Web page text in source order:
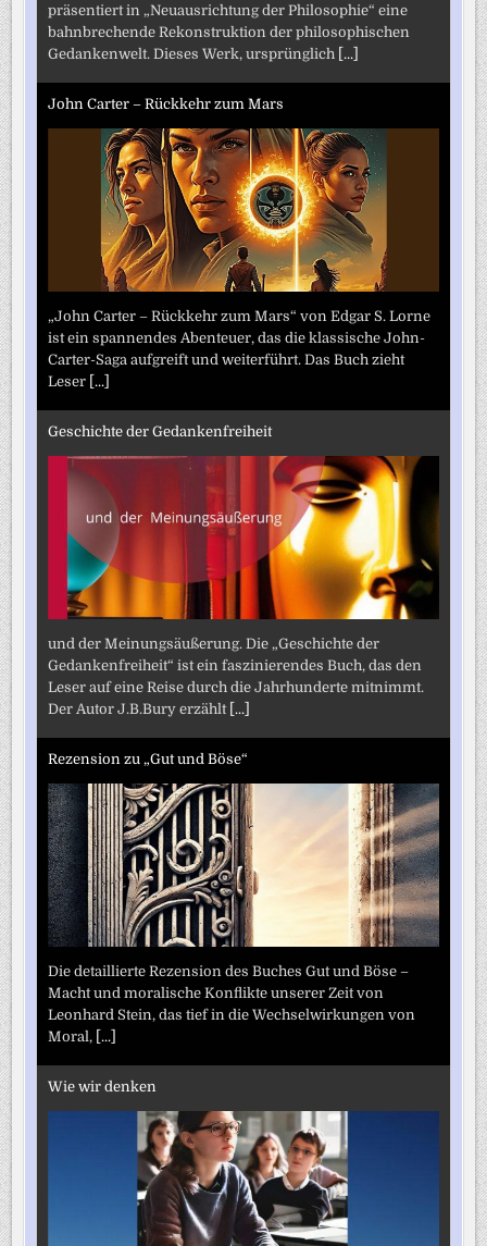
präsentiert in „Neuausrichtung der Philosophie“ eine
bahnbrechende Rekonstruktion der philosophischen
Gedankenwelt. Dieses Werk, ursprünglich
[...]
John Carter – Rückkehr zum Mars
„John Carter – Rückkehr zum Mars“ von Edgar S. Lorne
ist ein spannendes Abenteuer, das die klassische John-
Carter-Saga aufgreift und weiterführt. Das Buch zieht
Leser [...]
Geschichte der Gedankenfreiheit
und der Meinungsäußerung. Die „Geschichte der
Gedankenfreiheit“ ist ein faszinierendes Buch, das den
Leser auf eine Reise durch die Jahrhunderte mitnimmt.
Der Autor J.B.Bury erzählt [...]
Rezension zu „Gut und Böse“
Die detaillierte Rezension des Buches Gut und Böse –
Macht und moralische Konflikte unserer Zeit von
Leonhard Stein, das tief in die Wechselwirkungen von
Moral,
[...]
Wie wir denken